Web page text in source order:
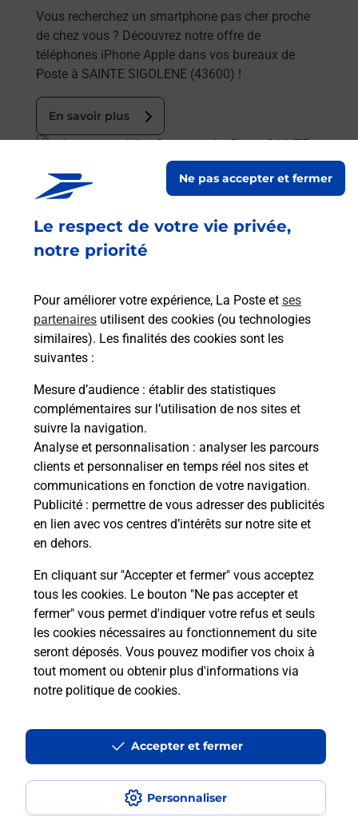
Le respect de votre vie privée,
notre priorité
Pour améliorer votre expérience, La Poste et ses
partenaires utilisent des cookies (ou technologies
similaires). Les finalités des cookies sont les
suivantes :
Mesure d’audience : établir des statistiques
complémentaires sur l’utilisation de nos sites et
suivre la navigation.
Analyse et personnalisation : analyser les parcours
clients et personnaliser en temps réel nos sites et
communications en fonction de votre navigation.
Publicité : permettre de vous adresser des publicités
en lien avec vos centres d’intérêts sur notre site et
en dehors.
En cliquant sur "Accepter et fermer" vous acceptez
tous les cookies. Le bouton "Ne pas accepter et
fermer" vous permet d'indiquer votre refus et seuls
les cookies nécessaires au fonctionnement du site
seront déposés. Vous pouvez modifier vos choix à
tout moment ou obtenir plus d'informations via
notre politique de cookies.
Personnaliser
Ne pas accepter et fermer
Accepter et fermer
Vous recherchez un smartphone pas cher proche
de chez vous ? Découvrez notre offre de
téléphones iPhone Apple dans vos bureaux de
Poste à SAINTE SIGOLENE (43600) !
En savoir plus
En savoir plus
Acheter un smartphone Samsung
Vous recherchez un smartphone pas cher proche
de chez vous ? Découvrez notre offre de
En savoir plus
En savoir plus
Souscrire à la téléassistance
Besoin d’un système de téléassistance à l’intérieur
et/ou à l’extérieur de votre domicile ? Découvrez
les offres téléalarme dans votre bureau de Poste à
SAINTE SIGOLENE.
En savoir plus
STE SIGOLENE
Accessibilité : partiellement conforme
Conditions contractuelles
Mentions légales